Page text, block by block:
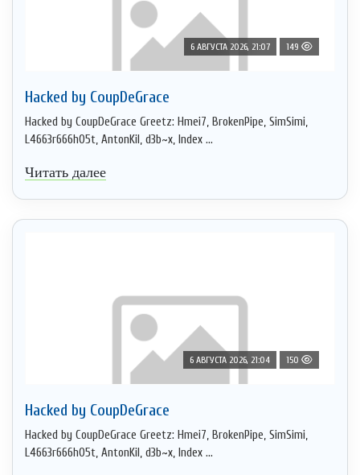
6 АВГУСТА 2026, 21:07 149
Hacked by CoupDeGrace
Hacked by CoupDeGrace Greetz: Hmei7, BrokenPipe, SimSimi,
L4663r666h05t, AntonKil, d3b~x, Index ...
Читать далее
6 АВГУСТА 2026, 21:04 150
Hacked by CoupDeGrace
Hacked by CoupDeGrace Greetz: Hmei7, BrokenPipe, SimSimi,
L4663r666h05t, AntonKil, d3b~x, Index ...